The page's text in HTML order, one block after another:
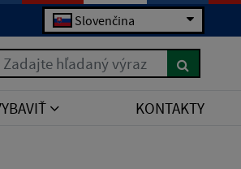
Slovenčina
hľadaný výraz
KONTAKTY